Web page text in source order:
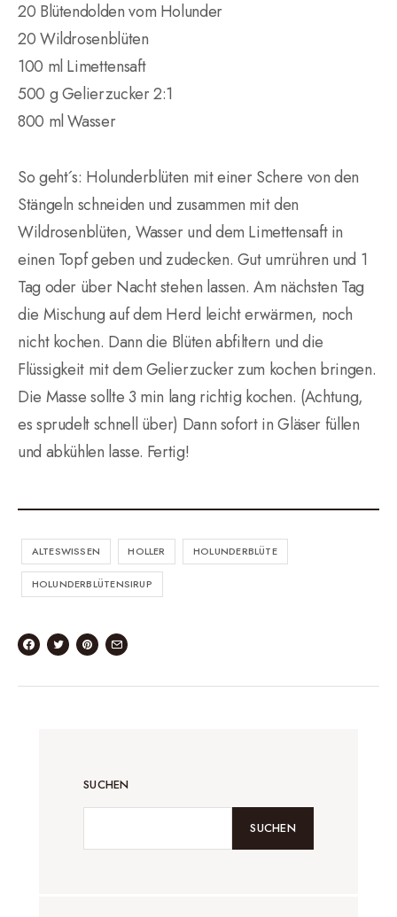
20 Blütendolden vom Holunder
20 Wildrosenblüten
100 ml Limettensaft
500 g Gelierzucker 2:1
800 ml Wasser
So geht´s: Holunderblüten mit einer Schere von den
Stängeln schneiden und zusammen mit den
Wildrosenblüten, Wasser und dem Limettensaft in
einen Topf geben und zudecken. Gut umrühren und 1
Tag oder über Nacht stehen lassen. Am nächsten Tag
die Mischung auf dem Herd leicht erwärmen, noch
nicht kochen. Dann die Blüten abfiltern und die
Flüssigkeit mit dem Gelierzucker zum kochen bringen.
Die Masse sollte 3 min lang richtig kochen. (Achtung,
es sprudelt schnell über) Dann sofort in Gläser füllen
und abkühlen lasse. Fertig!
ALTESWISSEN HOLLER HOLUNDERBLÜTE
HOLUNDERBLÜTENSIRUP
SUCHEN
SUCHEN